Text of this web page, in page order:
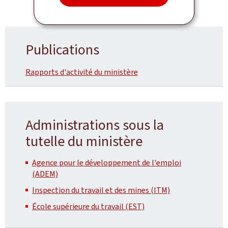
Publications
Rapports d'activité du ministère
Administrations sous la
tutelle du ministère
Agence pour le développement de l'emploi
(ADEM)
Inspection du travail et des mines (ITM)
École supérieure du travail (EST)